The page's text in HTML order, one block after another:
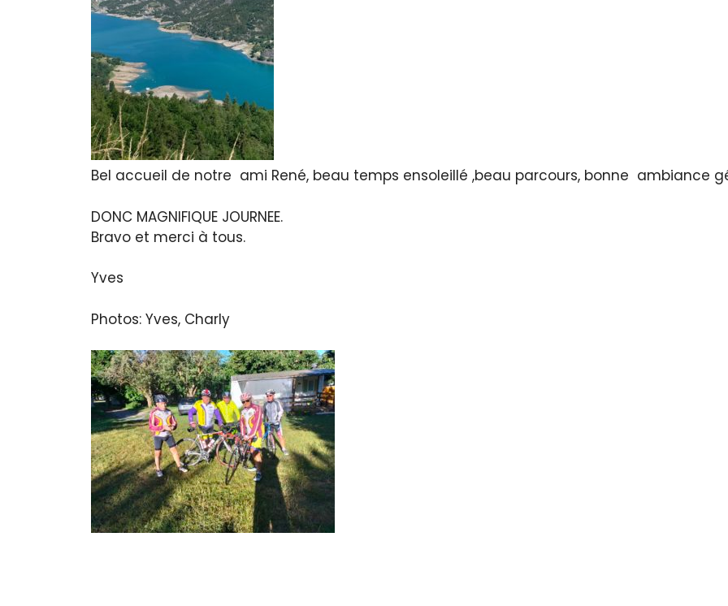
Bel accueil de notre ami René, beau temps ensoleillé ,beau parcours, bonne ambiance
DONC MAGNIFIQUE JOURNEE.
Bravo et merci à tous.
Yves
Photos: Yves, Charly